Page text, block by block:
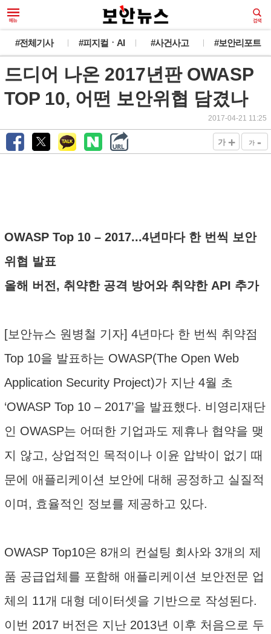
#전체기사 #피지컬ㆍAI #사건사고 #보안리포트
드디어 나온 2017년판 OWASP
TOP 10, 어떤 보안위협 담겼나
2017-04-21 11:25
가 + 가 -
OWASP Top 10 – 2017...4년마다 한 번씩 보안
위협 발표
올해 버전, 취약한 공격 방어와 취약한 API 추가
[보안뉴스 원병철 기자] 4년마다 한 번씩 취약점
Top 10을 발표하는 OWASP(The Open Web
Application Security Project)가 지난 4월 초
‘OWASP Top 10 – 2017’을 발표했다. 비영리재단
인 OWASP는 어떠한 기업과도 제휴나 협약을 맺
지 않고, 상업적인 목적이나 이윤 압박이 없기 때
문에 애플리케이션 보안에 대해 공정하고 실질적
이며, 효율적인 정보를 제공하고 있다.
OWASP Top10은 8개의 컨설팅 회사와 3개의 제
품 공급업체를 포함해 애플리케이션 보안전문 업
체의 11개 대형 데이터셋을 기반으로 작성된다.
이번 2017 버전은 지난 2013년 이후 처음으로 두